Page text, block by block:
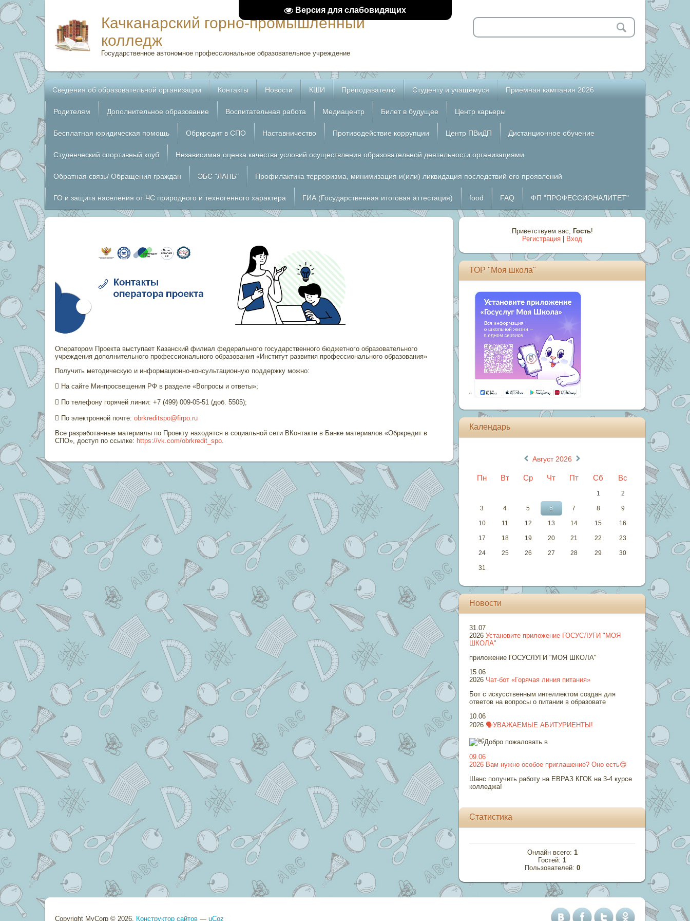
Версия для слабовидящих
Качканарский горно-промышленный
колледж
Государственное автономное профессиональное образовательное учреждение
Сведения об образовательной организации Контакты Новости КШИ Преподавателю Студенту и учащемуся Приёмная кампания 2026
Родителям Дополнительное образование Воспитательная работа Медиацентр Билет в будущее Центр карьеры
Бесплатная юридическая помощь Обркредит в СПО Наставничество Противодействие коррупции Центр ПВиДП Дистанционное обучение
Студенческий спортивный клуб Независимая оценка качества условий осуществления образовательной деятельности организациями
Обратная связь/ Обращения граждан ЭБС "ЛАНЬ" Профилактика терроризма, минимизация и(или) ликвидация последствий его проявлений
ГО и защита населения от ЧС природного и техногенного характера ГИА (Государственная итоговая аттестация) food FAQ ФП "ПРОФЕССИОНАЛИТЕТ"
Оператором Проекта выступает Казанский филиал федерального государственного бюджетного образовательного
учреждения дополнительного профессионального образования «Институт развития профессионального образования»
Получить методическую и информационно-консультационную поддержку можно:
 На сайте Минпросвещения РФ в разделе «Вопросы и ответы»;
 По телефону горячей линии: +7 (499) 009-05-51 (доб. 5505);
 По электронной почте: obrkreditspo@firpo.ru
Все разработанные материалы по Проекту находятся в социальной сети ВКонтакте в Банке материалов «Обркредит в
СПО», доступ по ссылке: https://vk.com/obrkredit_spo.
Приветствуем вас, Гость!
Регистрация
Вход
ТОР "Моя школа"
"
Календарь
Август 2026
Пн Вт Ср Чт Пт Сб Вс
1 2
3 4 5 6 7 8 9
10 11 12 13 14 15 16
17 18 19 20 21 22 23
24 25 26 27 28 29 30
31
Новости
31.07
2026 Установите приложение ГОСУСЛУГИ "МОЯ
ШКОЛА"
приложение ГОСУСЛУГИ "МОЯ ШКОЛА"
15.06
2026 Чат-бот «Горячая линия питания»
Бот с искусственным интеллектом создан для
ответов на вопросы о питании в образовате
10.06
2026 🗣УВАЖАЕМЫЕ АБИТУРИЕНТЫ!
Добро пожаловать в
09.06
2026 Вам нужно особое приглашение? Оно есть😊
Шанс получить работу на ЕВРАЗ КГОК на 3-4 курсе
колледжа!
Статистика
Онлайн всего: 1
Гостей:1
Пользователей: 0
Copyright MyCorp © 2026. Конструктор сайтов — uCoz